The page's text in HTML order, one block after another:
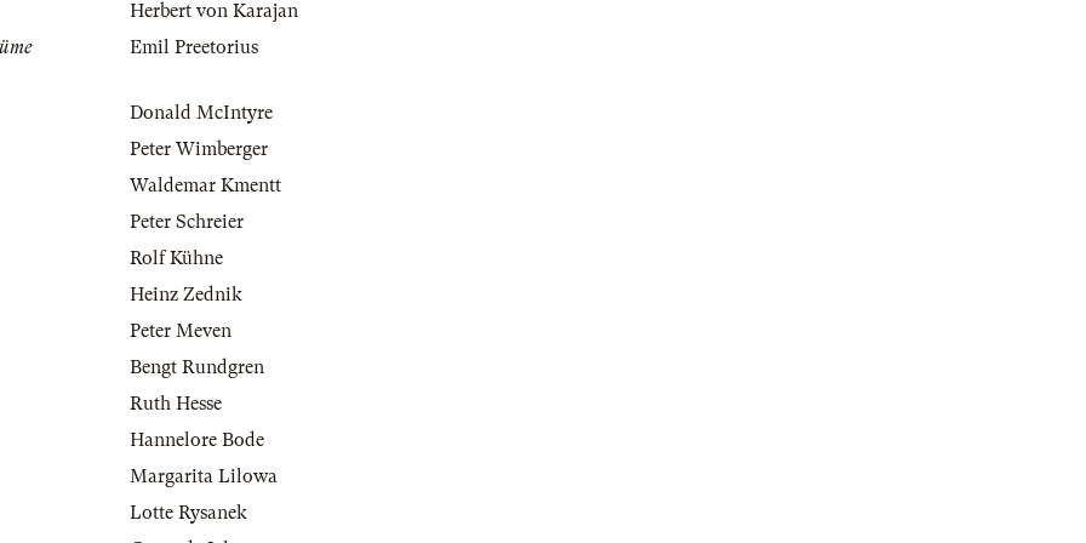
Herbert von Karajan
Emil Preetorius
Donald McIntyre
Peter Wimberger
Waldemar Kmentt
Peter Schreier
Rolf Kühne
Heinz Zednik
Peter Meven
Bengt Rundgren
Ruth Hesse
Hannelore Bode
Margarita Lilowa
Lotte Rysanek